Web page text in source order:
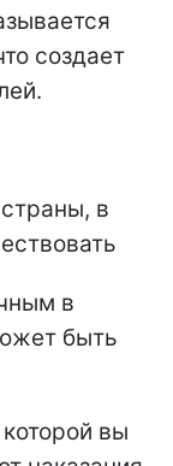
создает
в
в
быть
вы